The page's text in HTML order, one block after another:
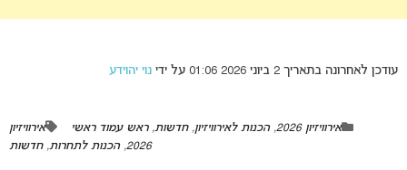
עודכן לאחרונה בתאריך 2 ביוני 2026 01:06 על ידי נוי יהוידע
אירוויזיון 2026 ,הכנות לאירוויזיון,חדשות,ראש עמוד ראשי
אירוויזיון
2026
,הכנות לתחרות,חדשות